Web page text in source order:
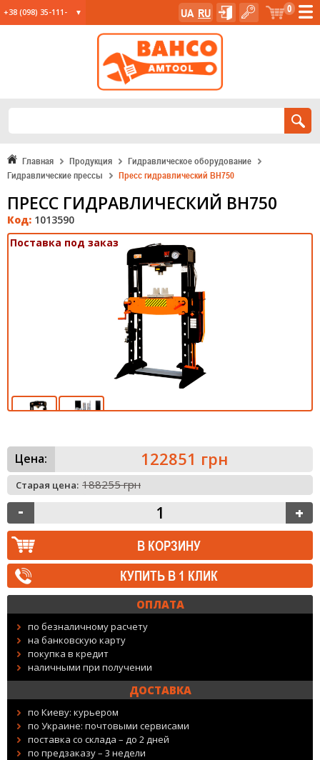
+38 (098) 35-111- 0
UA RU
Главная Продукция
Гидравлическое оборудование
Гидравлические прессы
Пресс гидравлический BH750
ПРЕСС ГИДРАВЛИЧЕСКИЙ BH750
Код: 1013590
Поставка под заказ
Цена: 122851 грн
Старая цена: 188255 грн
КУПИТЬ В 1 КЛИК
ОПЛАТА
по безналичному расчету
на банковскую карту
покупка в кредит
наличными при получении
ДОСТАВКА
по Киеву: курьером
по Украине: почтовыми сервисами
поставка со склада – до 2 дней
по предзаказу – 3 недели